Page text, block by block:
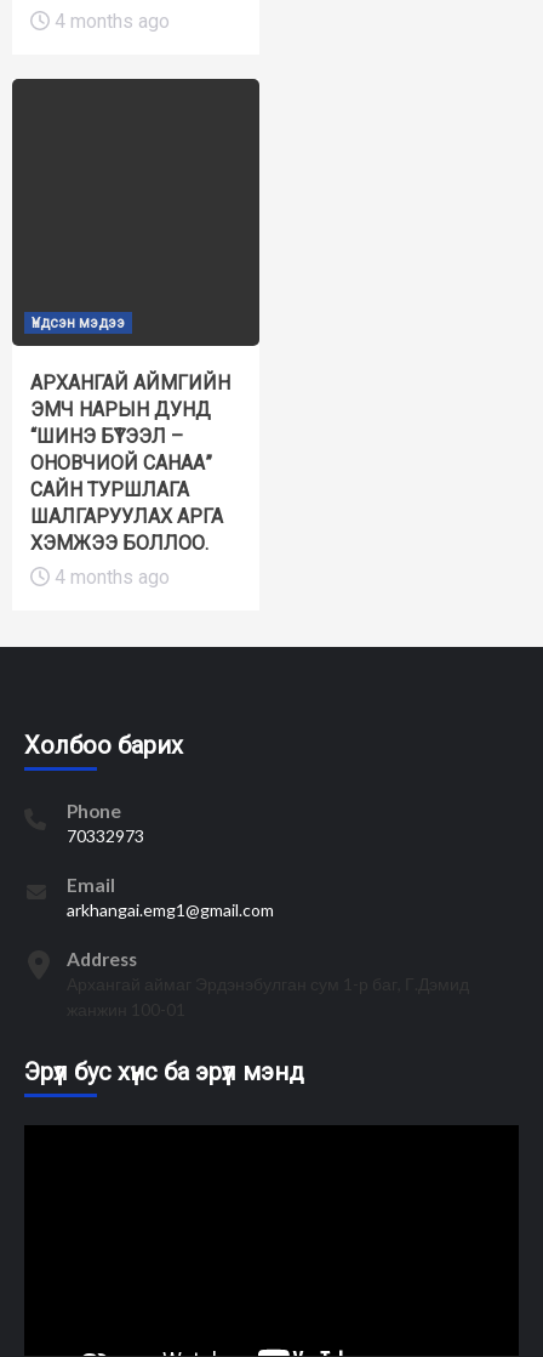
4 months ago
Үндсэн мэдээ
АРХАНГАЙ АЙМГИЙН
ЭМЧ НАРЫН ДУНД
“ШИНЭ БҮТЭЭЛ –
ОНОВЧИОЙ САНАА”
САЙН ТУРШЛАГА
ШАЛГАРУУЛАХ АРГА
ХЭМЖЭЭ БОЛЛОО.
4 months ago
Холбоо барих
Phone
70332973
Email
arkhangai.emg1@gmail.com
Address
Эрүүл бус хүнс ба эрүүл мэнд